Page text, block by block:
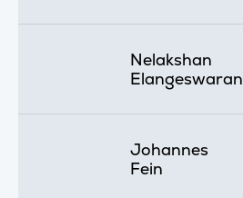
Nelakshan
Elangeswaran
Johannes
Fein